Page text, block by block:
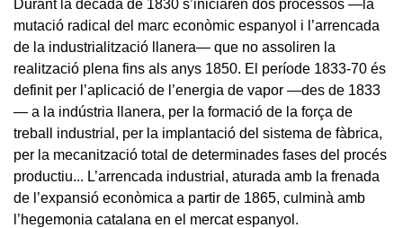
Durant la dècada de 1830 s’iniciaren dos processos —la
mutació radical del marc econòmic espanyol i l’arrencada
de la industrialització llanera— que no assoliren la
realització plena fins als anys 1850. El període 1833-70 és
definit per l’aplicació de l’energia de vapor —des de 1833
— a la indústria llanera, per la formació de la força de
treball industrial, per la implantació del sistema de fàbrica,
per la mecanització total de determinades fases del procés
productiu... L’arrencada industrial, aturada amb la frenada
de l’expansió econòmica a partir de 1865, culminà amb
l’hegemonia catalana en el mercat espanyol.